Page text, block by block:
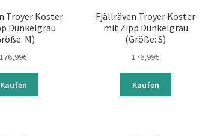
Troyer Koster
Dunkelgrau
M)
176,99€
Kaufen
Fjällräven Troyer Koster
mit Zipp Dunkelgrau
(Größe: S)
176,99€
Kaufen